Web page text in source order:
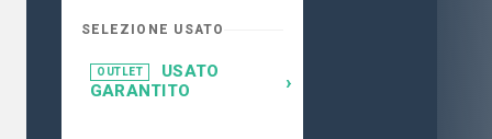
SELEZIONE USATO
OUTLET
USATO
GARANTITO
›